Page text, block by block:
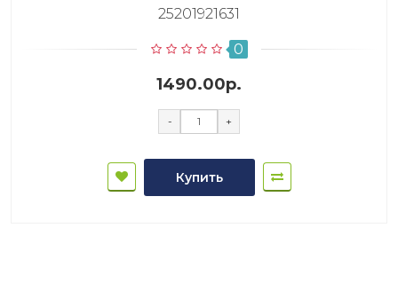
25201921631
0
1490.00р.
- +
Купить